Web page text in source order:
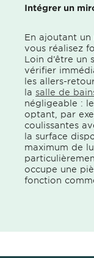
Intégrer un
En ajoutant un
vous réalisez
Loin d’être un
vérifier
les allers-
la salle de
négligeable :
optant, par
coulissantes
la surface
maximum de
occupe une
fonction